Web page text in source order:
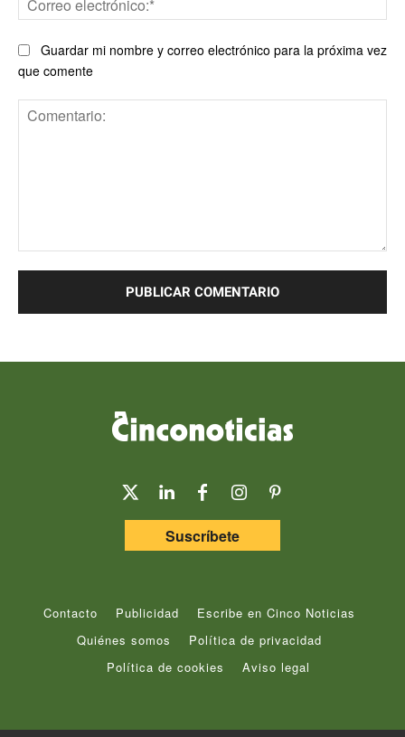
Guardar mi nombre y correo electrónico para la próxima vez
que comente
Suscríbete
Contacto Publicidad
Escribe en Cinco Noticias
Quiénes somos
Política de privacidad
Política de cookies
Aviso legal